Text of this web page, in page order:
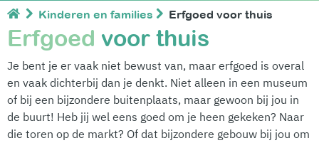
Kinderen en families Erfgoed voor thuis
Erfgoed voor thuis
Je bent je er vaak niet bewust van, maar erfgoed is overal
en vaak dichterbij dan je denkt. Niet alleen in een museum
of bij een bijzondere buitenplaats, maar gewoon bij jou in
de buurt! Heb jij wel eens goed om je heen gekeken? Naar
die toren op de markt? Of dat bijzondere gebouw bij jou om